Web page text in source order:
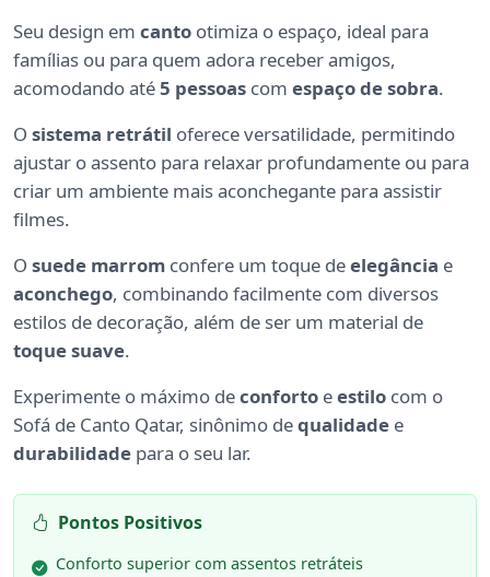
Seu design em canto otimiza o espaço, ideal para
famílias ou para quem adora receber amigos,
acomodando até5 pessoas com espaço de sobra.
O sistema retrátil oferece versatilidade, permitindo
ajustar o assento para relaxar profundamente ou para
criar um ambiente mais aconchegante para assistir
filmes.
O suede marrom confere um toque deelegância e
aconchego, combinando facilmente com diversos
estilos de decoração, além de ser um material de
toque suave.
Experimente o máximo deconforto eestilo com o
Sofá de Canto Qatar, sinônimo dequalidade e
durabilidade para o seu lar.
Pontos Positivos
Conforto superior com assentos retráteis